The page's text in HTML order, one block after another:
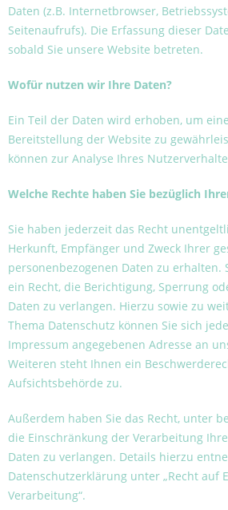
Daten (z.B. Internetbrowser,
Seitenaufrufs). Die Erfassung dieser
sobald Sie unsere Website betreten.
Wofür nutzen wir Ihre Daten?
Ein Teil der Daten wird erhoben, um
Bereitstellung der Website zu
können zur Analyse Ihres
Welche Rechte haben Sie bezüglich
Sie haben jederzeit das Recht
Herkunft, Empfänger und Zweck Ihrer
personenbezogenen Daten zu erhalten.
ein Recht, die Berichtigung, Sperrung
Daten zu verlangen. Hierzu sowie zu
Thema Datenschutz können Sie sich
Impressum angegebenen Adresse an
Weiteren steht Ihnen ein
Aufsichtsbehörde zu.
Außerdem haben Sie das Recht, unter
die Einschränkung der Verarbeitung
Daten zu verlangen. Details hierzu
Datenschutzerklärung unter „Recht auf
Verarbeitung“.